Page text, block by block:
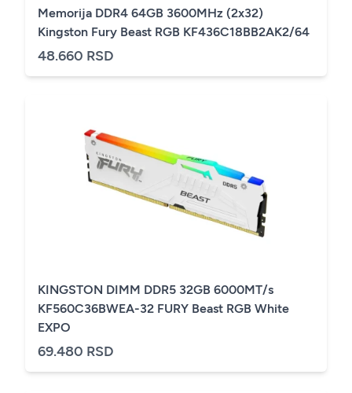
Memorija DDR4 64GB 3600MHz (2x32)
Kingston Fury Beast RGB KF436C18BB2AK2/64
48.660 RSD
KINGSTON DIMM DDR5 32GB 6000MT/s
KF560C36BWEA-32 FURY Beast RGB White
EXPO
69.480 RSD